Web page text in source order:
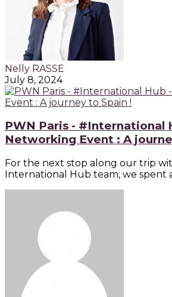
Nelly RASSE
July 8, 2024
PWN Paris - #International
Networking Event : A
For the next stop along our trip
International Hub team, we spent